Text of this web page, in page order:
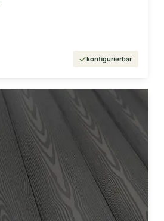
konfigurierbar